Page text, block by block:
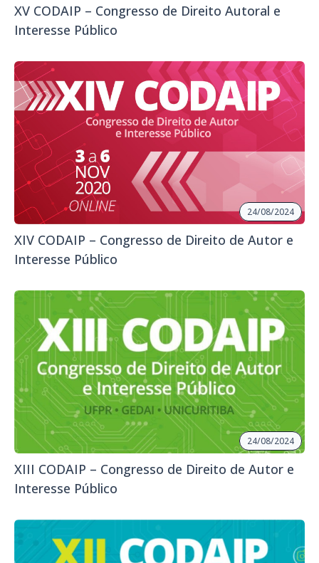
XV CODAIP – Congresso de Direito Autoral e
Interesse Público
24/08/2024
XIV CODAIP – Congresso de Direito de Autor e
Interesse Público
24/08/2024
XIII CODAIP – Congresso de Direito de Autor e
Interesse Público